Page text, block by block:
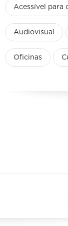
Acessível para
Audiovisual
Oficinas